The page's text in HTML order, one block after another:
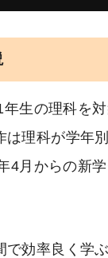
生の理科を
理科が学年
4月からの新
で効率良く学